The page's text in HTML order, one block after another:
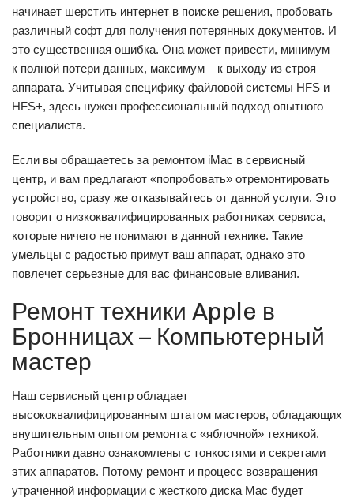
начинает шерстить интернет в поиске решения, пробовать
различный софт для получения потерянных документов. И
это существенная ошибка. Она может привести, минимум –
к полной потери данных, максимум – к выходу из строя
аппарата. Учитывая специфику файловой системы HFS и
HFS+, здесь нужен профессиональный подход опытного
специалиста.
Если вы обращаетесь за ремонтом iMac в сервисный
центр, и вам предлагают «попробовать» отремонтировать
устройство, сразу же отказывайтесь от данной услуги. Это
говорит о низкоквалифицированных работниках сервиса,
которые ничего не понимают в данной технике. Такие
умельцы с радостью примут ваш аппарат, однако это
повлечет серьезные для вас финансовые вливания.
Ремонт техники Apple в
Бронницах – Компьютерный
мастер
Наш сервисный центр обладает
высококвалифицированным штатом мастеров, обладающих
внушительным опытом ремонта с «яблочной» техникой.
Работники давно ознакомлены с тонкостями и секретами
этих аппаратов. Потому ремонт и процесс возвращения
утраченной информации с жесткого диска Мас будет